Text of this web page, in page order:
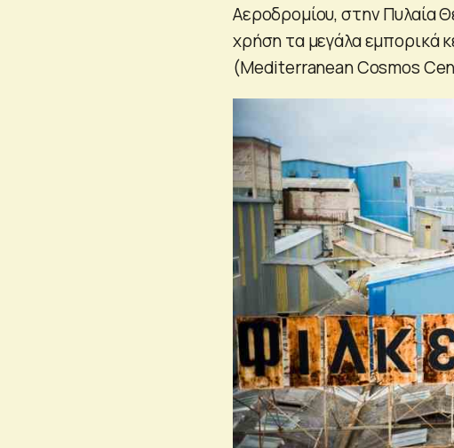
Αεροδρομίου, στην Πυλαία
χρήση τα μεγάλα εμπορικά
(Mediterranean Cosmos